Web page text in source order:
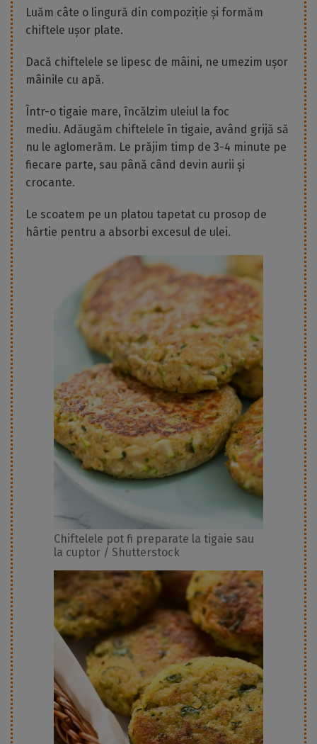
Luăm câte o lingură din compoziție și formăm
chiftele ușor plate.
Dacă chiftelele se lipesc de mâini, ne umezim ușor
mâinile cu apă.
Într-o tigaie mare, încălzim uleiul la foc
mediu. Adăugăm chiftelele în tigaie, având grijă să
nu le aglomerăm. Le prăjim timp de 3-4 minute pe
fiecare parte, sau până când devin aurii și
crocante.
Le scoatem pe un platou tapetat cu prosop de
hârtie pentru a absorbi excesul de ulei.
Chiftelele pot fi preparate la tigaie sau
la cuptor / Shutterstock